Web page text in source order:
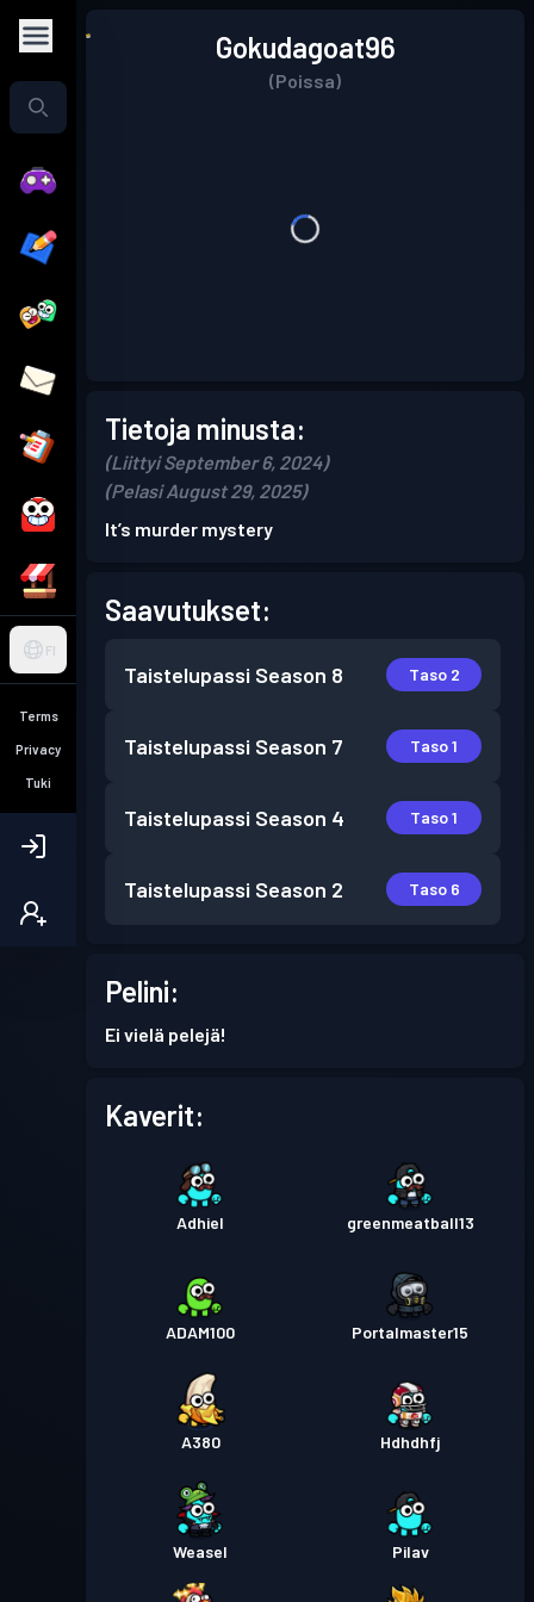
FI
Terms
Privacy
Tuki
Gokudagoat96
(Poissa)
Tietoja minusta:
(Liittyi September 6, 2024)
(Pelasi August 29, 2025)
It’s murder mystery
Saavutukset:
Taistelupassi Season 8 Taso 2
Taistelupassi Season 7 Taso 1
Taistelupassi Season 4 Taso 1
Taistelupassi Season 2 Taso 6
Pelini:
Ei vielä pelejä!
Kaverit:
Adhiel greenmeatball13
ADAM100 Portalmaster15
A380 Hdhdhfj
Weasel Pilav